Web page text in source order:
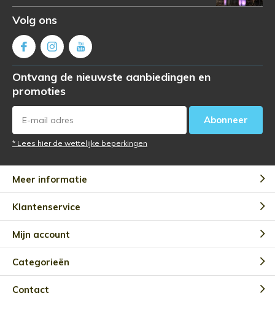
Volg ons
Ontvang de nieuwste aanbiedingen en
promoties
Abonneer
* Lees hier de wettelijke beperkingen
Meer informatie
Klantenservice
Mijn account
Categorieën
Contact